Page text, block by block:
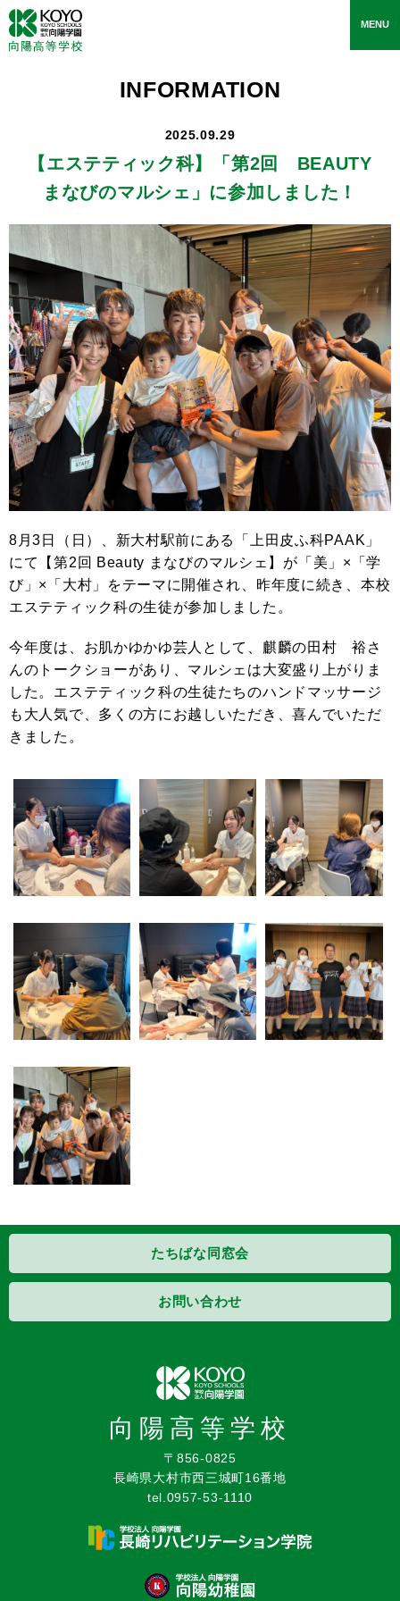
toggle
MENU
INFORMATION
2025.09.29
【エステティック科】
「第2回 BEAUTY
まなびのマルシェ」に参加しました！
8月3日（日）、新大村駅前にある「上田皮ふ科PAAK」
にて【第2回 Beauty まなびのマルシェ】が「美」×「学
び」×「大村」をテーマに開催され、昨年度に続き、本校
エステティック科の生徒が参加しました。
今年度は、お肌かゆかゆ芸人として、麒麟の田村 裕さ
んのトークショーがあり、マルシェは大変盛り上がりま
した。エステティック科の生徒たちのハンドマッサージ
も大人気で、多くの方にお越しいただき、喜んでいただ
きました。
たちばな同窓会
お問い合わせ
向陽高等学校
〒856-0825
長崎県大村市西三城町16番地
tel.0957-53-1110